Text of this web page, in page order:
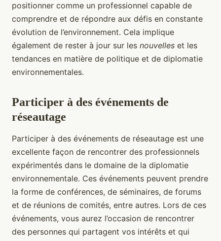
positionner comme un professionnel capable de
comprendre et de répondre aux défis en constante
évolution de l’environnement. Cela implique
également de rester à jour sur les nouvelles et les
tendances en matière de politique et de diplomatie
environnementales.
Participer à des événements de
réseautage
Participer à des événements de réseautage est une
excellente façon de rencontrer des professionnels
expérimentés dans le domaine de la diplomatie
environnementale. Ces événements peuvent prendre
la forme de conférences, de séminaires, de forums
et de réunions de comités, entre autres. Lors de ces
événements, vous aurez l’occasion de rencontrer
des personnes qui partagent vos intérêts et qui